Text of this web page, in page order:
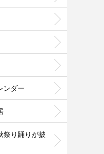
ンダー
祭り踊りが披